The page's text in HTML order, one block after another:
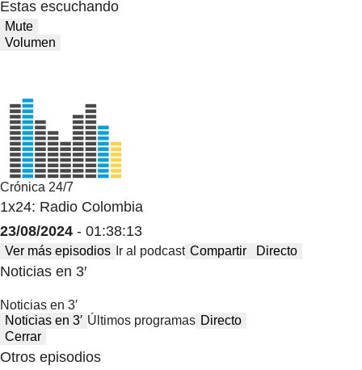
Estas escuchando
Mute
Volumen
Crónica 24/7
1x24: Radio Colombia
23/08/2024 - 01:38:13
Ver más episodios Ir al podcast Compartir Directo
Noticias en 3′
Noticias en 3′
Noticias en 3′ Últimos programas Directo
Cerrar
Otros episodios